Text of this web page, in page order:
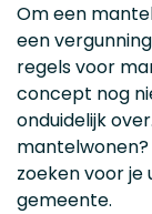
Om een
een
regels voor
concept nog
onduidelijk
zoeken voor je
gemeente.